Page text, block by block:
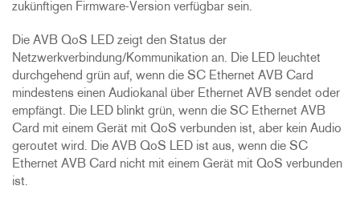
zukünftigen Firmware-Version verfügbar sein.
Die AVB QoS LED zeigt den Status der
Netzwerkverbindung/Kommunikation an. Die LED leuchtet
durchgehend grün auf, wenn die SC Ethernet AVB Card
mindestens einen Audiokanal über Ethernet AVB sendet oder
empfängt. Die LED blinkt grün, wenn die SC Ethernet AVB
Card mit einem Gerät mit QoS verbunden ist, aber kein Audio
geroutet wird. Die AVB QoS LED ist aus, wenn die SC
Ethernet AVB Card nicht mit einem Gerät mit QoS verbunden
ist.